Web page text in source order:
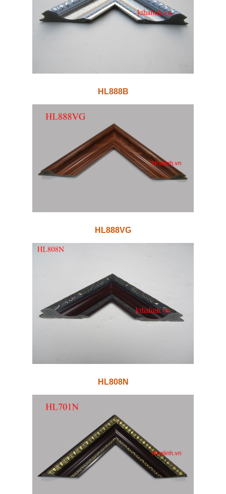
HL888B
HL888VG
HL808N